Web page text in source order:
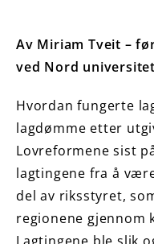
Av Miriam Tveit –
ved Nord
Hvordan fungerte
lagdømme etter
Lovreformene sist
lagtingene fra å
del av riksstyret,
regionene gjennom